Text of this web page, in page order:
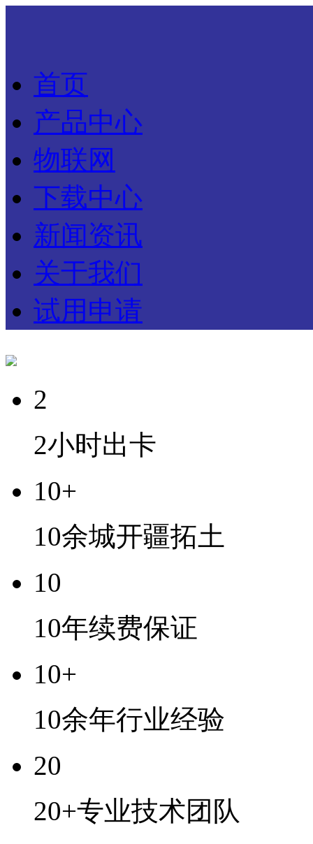
首页
产品中心
物联网
下载中心
新闻资讯
关于我们
试用申请
2
2小时出卡
10+
10余城开疆拓土
10
10年续费保证
10+
10余年行业经验
20
20+专业技术团队